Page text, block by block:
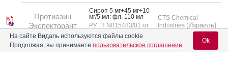
Протиазин
Экспекторант
Си­роп 5 мг+45 мг+10
мг/5 мл: фл. 110 мл
РУ: П N015483/01 от
05.03.04
CTS Chemical
Industries (Израиль)
На сайте Видаль используются файлы cookie
Продолжая, вы принимаете пользовательское соглашение.
Ok